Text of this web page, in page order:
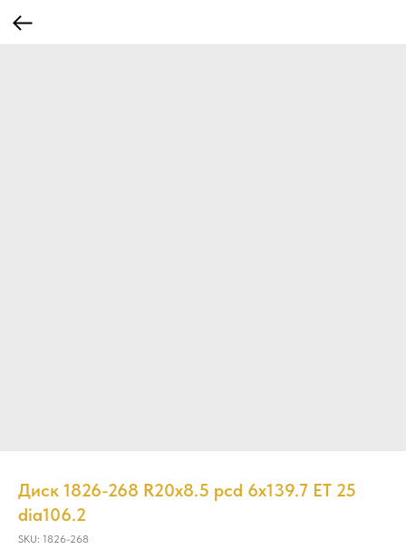
Диск 1826-268 R20x8.5 pcd 6x139.7 ET 25
dia106.2
SKU: 1826-268